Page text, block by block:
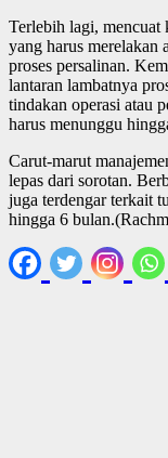
Terlebih lagi, mencuat
yang harus merelakan
proses persalinan.
lantaran lambatnya
tindakan operasi atau
harus menunggu
Carut-marut
lepas dari sorotan.
juga terdengar terkait
hingga 6